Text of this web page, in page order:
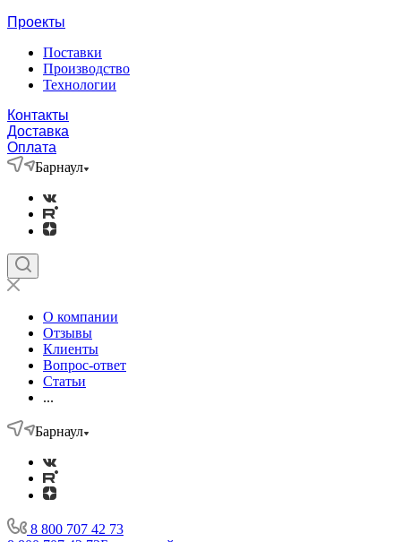
Проекты
Поставки
Производство
Технологии
Контакты
Доставка
Оплата
Барнаул
О компании
Отзывы
Клиенты
Вопрос-ответ
Статьи
...
Барнаул
8 800 707 42 73